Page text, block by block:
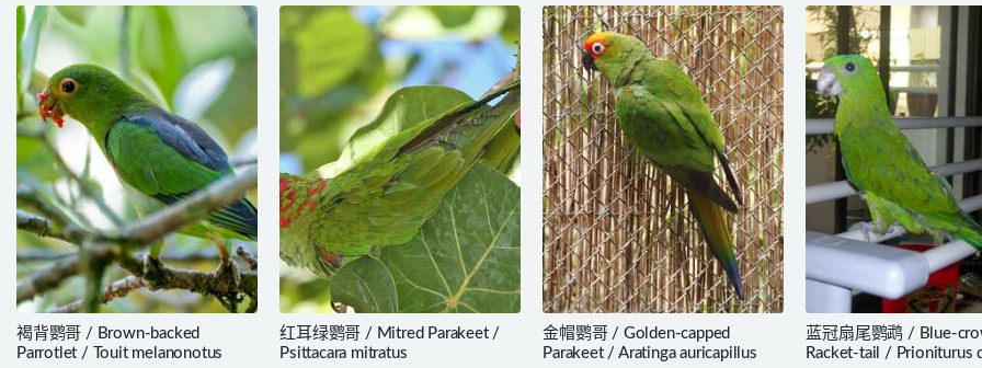
褐背鹦哥 / Brown-backed
Parrotlet / Touit melanonotus
红耳绿鹦哥 / Mitred Parakeet /
Psittacara mitratus
金帽鹦哥 / Golden-capped
Parakeet / Aratinga auricapillus
蓝冠扇尾鹦鹉 / Blue-
Racket-tail / Prioniturus